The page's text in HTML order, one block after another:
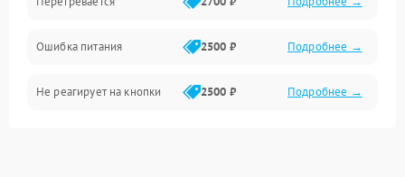
Ошибка питания 2500 ₽ Подробнее →
Не реагирует на кнопки 2500 ₽ Подробнее →